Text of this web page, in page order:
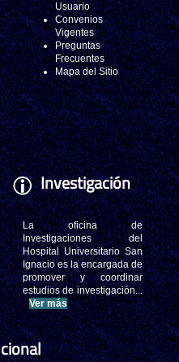
Usuario
Convenios
Vigentes
Preguntas
Frecuentes
Mapa del Sitio
Investigación
La oficina de
Investigaciones del
Hospital Universitario San
Ignacio es la encargada de
promover y coordinar
estudios de investigación...
Ver más